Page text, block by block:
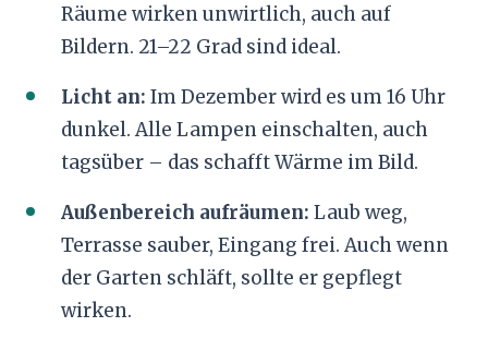
Räume wirken unwirtlich, auch auf
Bildern. 21–22 Grad sind ideal.
Licht an: Im Dezember wird es um 16 Uhr
dunkel. Alle Lampen einschalten, auch
tagsüber – das schafft Wärme im Bild.
Außenbereich aufräumen: Laub weg,
Terrasse sauber, Eingang frei. Auch wenn
der Garten schläft, sollte er gepflegt
wirken.